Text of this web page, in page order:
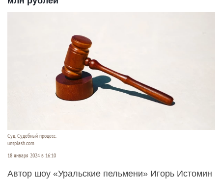
Суд. Судебный процесс.
unsplash.com
18 января 2024 в 16:10
Автор шоу «Уральские пельмени» Игорь Истомин